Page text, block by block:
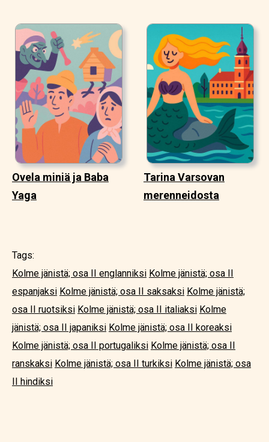
Ovela miniä ja Baba
Yaga
Tarina Varsovan
merenneidosta
Tags:
Kolme jänistä; osa II englanniksi Kolme jänistä; osa II
espanjaksi Kolme jänistä; osa II saksaksi Kolme jänistä;
osa II ruotsiksi Kolme jänistä; osa II italiaksi Kolme
jänistä; osa II japaniksi Kolme jänistä; osa II koreaksi
Kolme jänistä; osa II portugaliksi Kolme jänistä; osa II
ranskaksi Kolme jänistä; osa II turkiksi Kolme jänistä; osa
II hindiksi